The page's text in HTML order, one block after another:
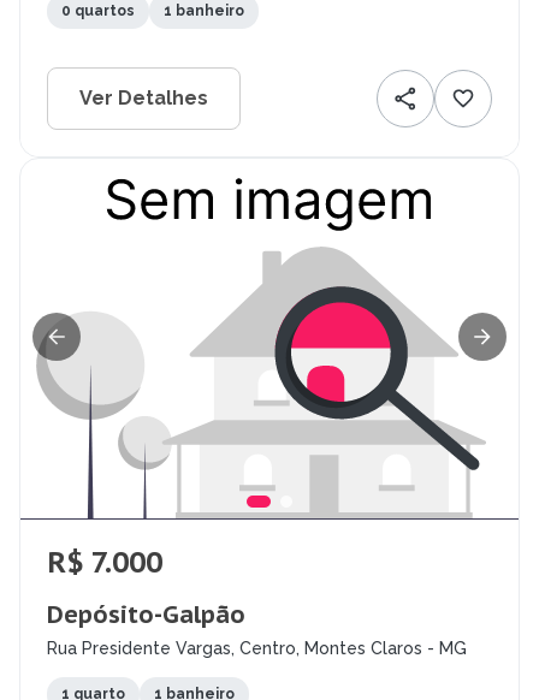
0 quartos 1 banheiro
Ver Detalhes
R$ 7.000
Depósito-Galpão
Rua Presidente Vargas, Centro, Montes Claros - MG
1 quarto 1 banheiro